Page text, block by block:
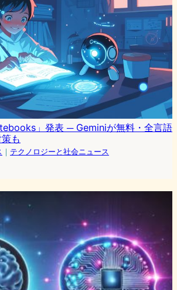
」発表 ─ Geminiが無料・全言語
も
｜ テクノロジーと社会ニュース